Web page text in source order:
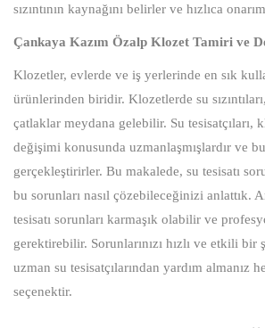
sızıntının kaynağını belirler ve hızlıca
Çankaya Kazım Özalp Klozet Tamiri ve
Klozetler, evlerde ve iş yerlerinde en sık
ürünlerinden biridir. Klozetlerde su
çatlaklar meydana gelebilir. Su tesisatçıları,
değişimi konusunda uzmanlaşmışlardır ve
gerçekleştirirler. Bu makalede, su tesisatı
bu sorunları nasıl çözebileceğinizi anlattık.
tesisatı sorunları karmaşık olabilir ve
gerektirebilir. Sorunlarınızı hızlı ve etkili
uzman su tesisatçılarından yardım almanız
seçenektir.